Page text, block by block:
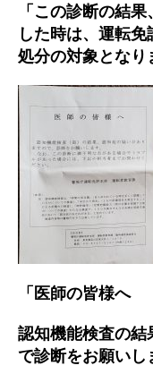
「この診断の結
した時は、運転
処分の対象となり
「医師の皆様へ
認知機能検査の
で診断をお願いし